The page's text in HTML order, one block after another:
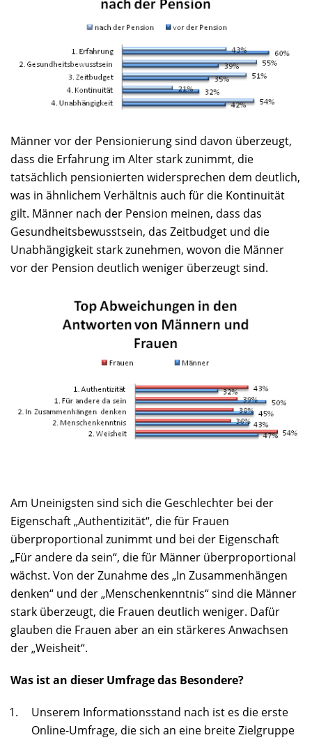
Männer vor der Pensionierung sind davon überzeugt,
dass die Erfahrung im Alter stark zunimmt, die
tatsächlich pensionierten widersprechen dem deutlich,
was in ähnlichem Verhältnis auch für die Kontinuität
gilt. Männer nach der Pension meinen, dass das
Gesundheitsbewusstsein, das Zeitbudget und die
Unabhängigkeit stark zunehmen, wovon die Männer
vor der Pension deutlich weniger überzeugt sind.
Am Uneinigsten sind sich die Geschlechter bei der
Eigenschaft „Authentizität“, die für Frauen
überproportional zunimmt und bei der Eigenschaft
„Für andere da sein“, die für Männer überproportional
wächst. Von der Zunahme des „In Zusammenhängen
denken“ und der „Menschenkenntnis“ sind die Männer
stark überzeugt, die Frauen deutlich weniger. Dafür
glauben die Frauen aber an ein stärkeres Anwachsen
der „Weisheit“.
Was ist an dieser Umfrage das Besondere?
Unserem Informationsstand nach ist es die erste
Online-Umfrage, die sich an eine breite Zielgruppe